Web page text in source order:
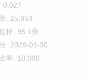
0.027
: 25,853
杆: 95.1倍
: 2029-01-30
率: 10,000